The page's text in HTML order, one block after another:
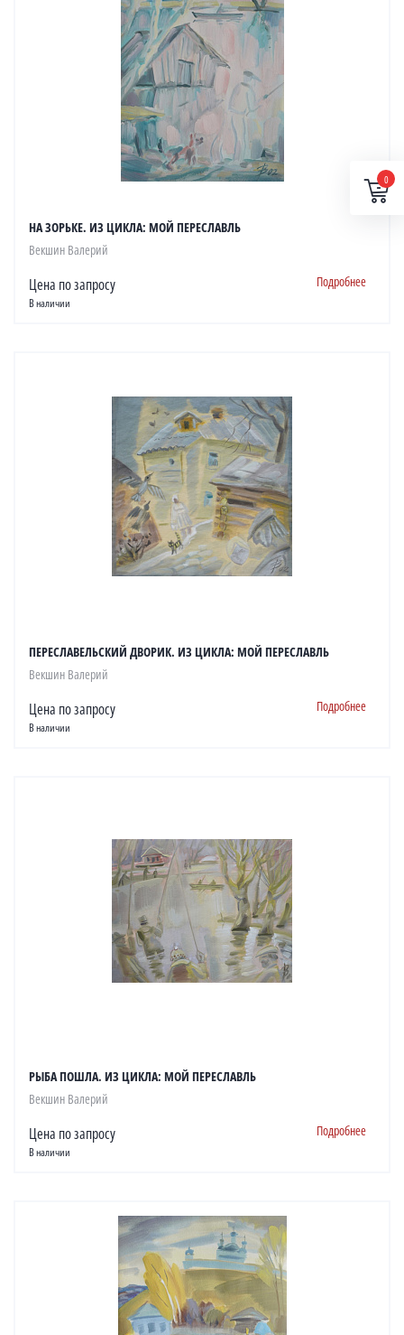
НА ЗОРЬКЕ. ИЗ ЦИКЛА: МОЙ ПЕРЕСЛАВЛЬ
Векшин Валерий
Цена по запросу Подробнее
В наличии
ПЕРЕСЛАВЕЛЬСКИЙ ДВОРИК. ИЗ ЦИКЛА: МОЙ ПЕРЕСЛАВЛЬ
Векшин Валерий
Цена по запросу Подробнее
В наличии
РЫБА ПОШЛА. ИЗ ЦИКЛА: МОЙ ПЕРЕСЛАВЛЬ
Векшин Валерий
Цена по запросу Подробнее
В наличии
0